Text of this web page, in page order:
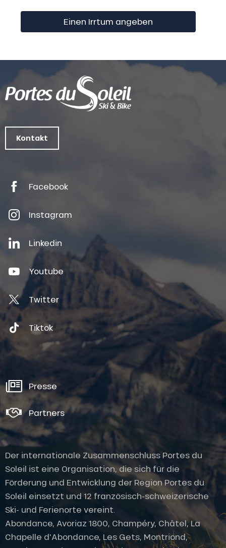
Einen Irrtum angeben
Kontakt
Facebook
Instagram
Linkedin
Youtube
Twitter
Tiktok
Presse
Partners
Der internationale Zusammenschluss Portes du
Soleil ist eine Organisation, die sich für die
Förderung und Entwicklung der Region Portes du
Soleil einsetzt und 12 französisch-schweizerische
Ski- und Ferienorte vereint.
Abondance, Avoriaz 1800, Champéry, Châtel, La
Chapelle d'Abondance, Les Gets, Montriond,